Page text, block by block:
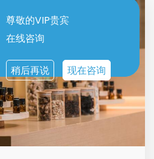
尊敬的VIP贵宾
在线咨询
稍后再说 现在咨询